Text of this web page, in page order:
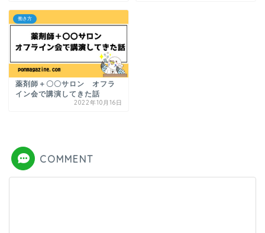
働き方
薬剤師＋〇〇サロン オフラ
イン会で講演してきた話
2022年10月16日
COMMENT